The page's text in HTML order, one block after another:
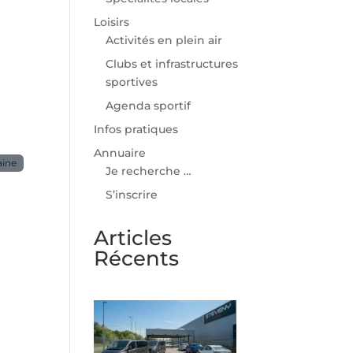
Loisirs
Activités en plein air
Clubs et infrastructures
sportives
Agenda sportif
Infos pratiques
Annuaire
Je recherche …
S’inscrire
Articles
Récents